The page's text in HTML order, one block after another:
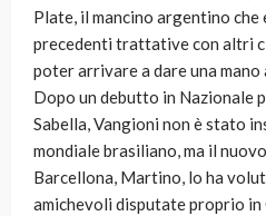
Plate, il mancino argentino
precedenti trattative con altri
poter arrivare a dare una
Dopo un debutto in Nazionale
Sabella, Vangioni non è stato
mondiale brasiliano, ma il
Barcellona, Martino, lo ha
amichevoli disputate proprio